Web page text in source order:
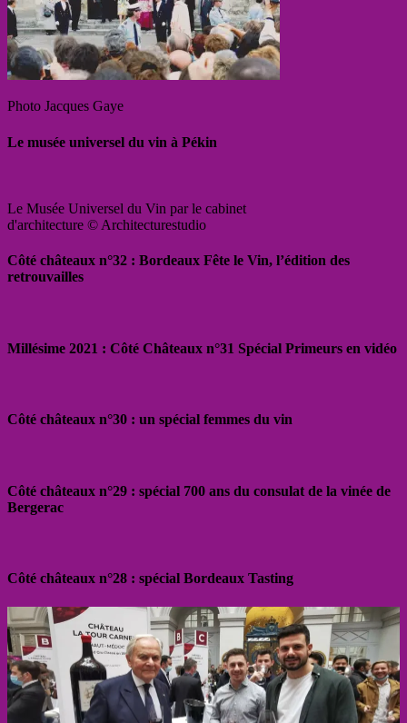
Photo Jacques Gaye
Le musée universel du vin à Pékin
Le Musée Universel du Vin par le cabinet
d'architecture © Architecturestudio
Côté châteaux n°32 : Bordeaux Fête le Vin, l’édition des
retrouvailles
Millésime 2021 : Côté Châteaux n°31 Spécial Primeurs en vidéo
Côté châteaux n°30 : un spécial femmes du vin
Côté châteaux n°29 : spécial 700 ans du consulat de la vinée de
Bergerac
Côté châteaux n°28 : spécial Bordeaux Tasting